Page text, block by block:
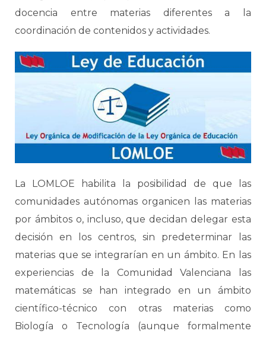
docencia entre materias diferentes a la
coordinación de contenidos y actividades.
La LOMLOE habilita la posibilidad de que las
comunidades autónomas organicen las materias
por ámbitos o, incluso, que decidan delegar esta
decisión en los centros, sin predeterminar las
materias que se integrarían en un ámbito. En las
experiencias de la Comunidad Valenciana las
matemáticas se han integrado en un ámbito
científico-técnico con otras materias como
Biología o Tecnología (aunque formalmente